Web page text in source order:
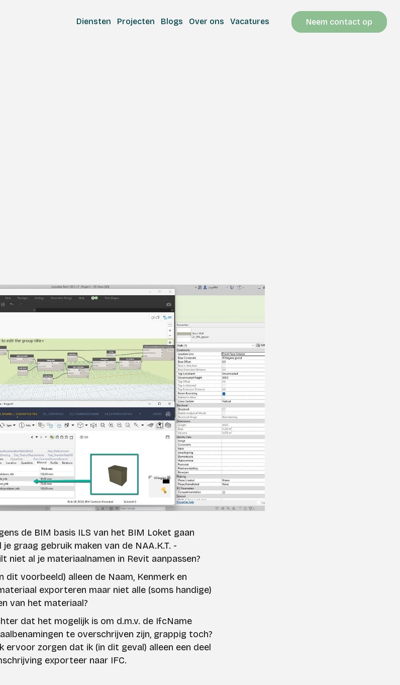
Diensten Projecten Blogs Over ons Vacatures Neem contact op
de BIM basis ILS van het BIM Loket gaan
graag gebruik maken van de NAA.K.T. -
niet al je materiaalnamen in Revit aanpassen?
dit voorbeeld) alleen de Naam, Kenmerk en
exporteren maar niet alle (soms handige)
van het materiaal?
dat het mogelijk is om d.m.v. de IfcName
te overschrijven zijn, grappig toch?
ervoor zorgen dat ik (in dit geval) alleen een deel
exporteer naar IFC.